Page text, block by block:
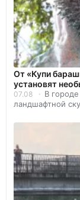
От «Купи
установят
07.08
В
ландшафтной